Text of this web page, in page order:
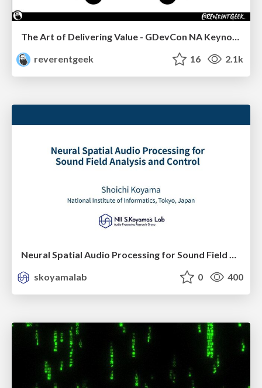
The Art of Delivering Value - GDevCon NA Keynote
reverentgeek
16 2.1k
skoyamalab
0 400